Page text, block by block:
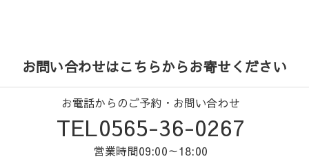
お問い合わせはこちらからお寄せください
お電話からのご予約・お問い合わせ
TEL0565-36-0267
営業時間09:00～18:00